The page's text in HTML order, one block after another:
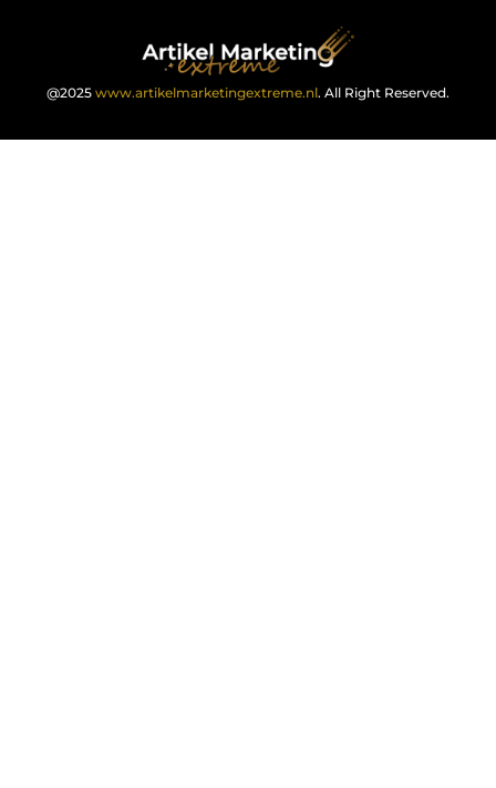
@2025 www.artikelmarketingextreme.nl. All Right Reserved.